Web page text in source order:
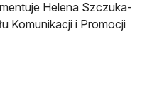
Helena Szczuka-
Komunikacji i Promocji